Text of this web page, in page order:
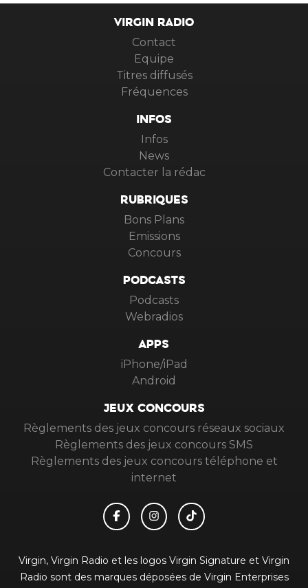
VIRGIN RADIO
Contact
Equipe
Titres diffusés
Fréquences
INFOS
Infos
News
Contacter la rédac
RUBRIQUES
Bons Plans
Emissions
Concours
PODCASTS
Podcasts
Webradios
APPS
iPhone/iPad
Android
JEUX CONCOURS
Règlements des jeux concours réseaux sociaux
Règlements des jeux concours SMS
Règlements des jeux concours téléphone et
internet
Virgin, Virgin Radio et les logos Virgin Signature et Virgin
Radio sont des marques déposées de Virgin Enterprises